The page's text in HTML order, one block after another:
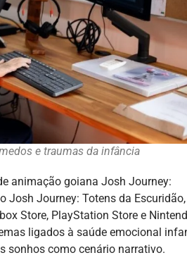
e traumas da infância
animação goiana Josh Journey:
Josh Journey: Totens da Escuridão,
Store, PlayStation Store e
ligados à saúde emocional
sonhos como cenário narrativo.